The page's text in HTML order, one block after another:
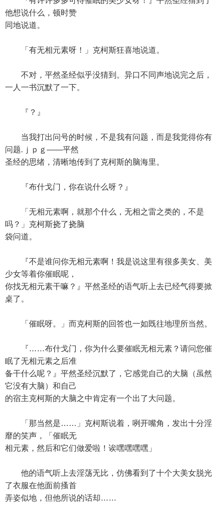
他想说什么，顿时赞
同地说道。
「有无相元素呀！」克柯斯狂喜地说道。
不对，平然圣经似乎没猜到。异口不同声地说完之后，
一人一书沉默了一下。
『？』
当我打出问号的时候，不是我有问题，而是我觉得你有
问题.ｊｐｇ——平然
圣经的思绪，清晰地传到了克柯斯的脑海里。
『布什戈门，你在说什么呀？』
「无相元素啊，就那个什么，无相之雷之类的，不是
吗？」克柯斯挠了挠脑
袋问道。
『不是谁问你无相元素啊！我是说这里有很多美女、美
少女等着你催眠呢，
你找无相元素干嘛？』平然圣经的语气听上去已经气得要掀
桌了。
「催眠呀。」而克柯斯的回答也一如既往地理所当然。
『……布什戈门，你为什么要催眠无相元素？请问您催
眠了无相元素之后准
备干什么呢？』平然圣经沉默了，它感觉自己的大脑（虽然
它没有大脑）和自己
的宿主克柯斯的大脑之中肯定有一个出了大问题。
「那当然是……」克柯斯说着，咧开嘴角，发出十分淫
靡的笑声，「催眠无
相元素，然后和它们做爱啦！诶嘿嘿嘿嘿」
他的语气听上去淫荡无比，仿佛看到了十个大美女脱光
了衣服在他面前搔首
弄姿似地，但他所说的话却……